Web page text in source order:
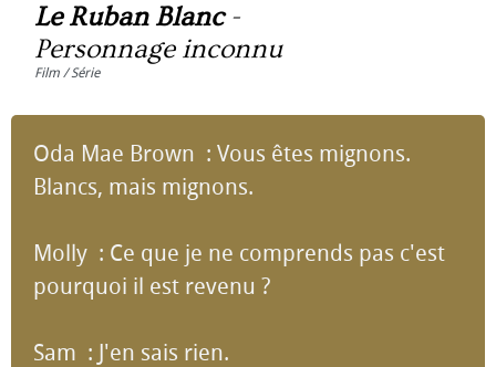
Le Ruban Blanc-
Personnage inconnu
Film / Série
Oda Mae Brown : Vous êtes mignons.
Blancs, mais mignons.
Molly : Ce que je ne comprends pas c'est
pourquoi il est revenu ?
Sam : J'en sais rien.